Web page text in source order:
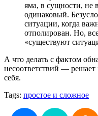
яма, в сущности, не
одинаковый.
ситуации, когда
отполирован. Но,
«существуют
А что делать с фактом
несоответствий —
себя.
Tags: простое и сложное